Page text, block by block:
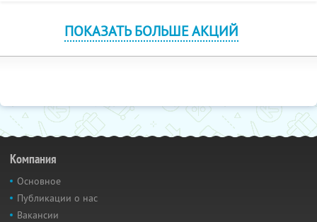
ПОКАЗАТЬ БОЛЬШЕ АКЦИЙ
Компания
Основное
Публикации о нас
Вакансии